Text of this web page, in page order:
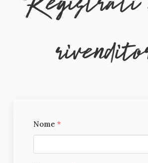
Nome *